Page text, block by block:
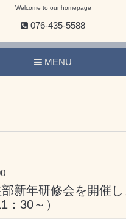
Welcome to our homepage
076-435-5588
MENU
新年研修会を開催し
：30～）